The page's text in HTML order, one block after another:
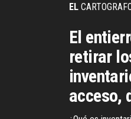
EL
El
retirar
acceso,